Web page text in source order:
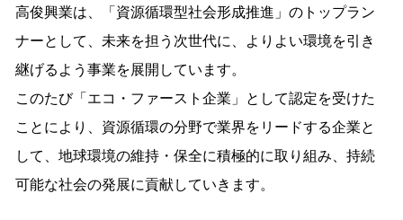
高俊興業は、「資源循環型社会形成推進」のトップラン
ナーとして、未来を担う次世代に、よりよい環境を引き
継げるよう 事業を展開しています。
このたび「エコ・ファースト企業」として認定を受けた
ことにより、資源循環の分野で業界をリードする企業と
して、 地球環境の維持・保全に積極的に取り組み、持続
可能な社会の発展に貢献していきます。